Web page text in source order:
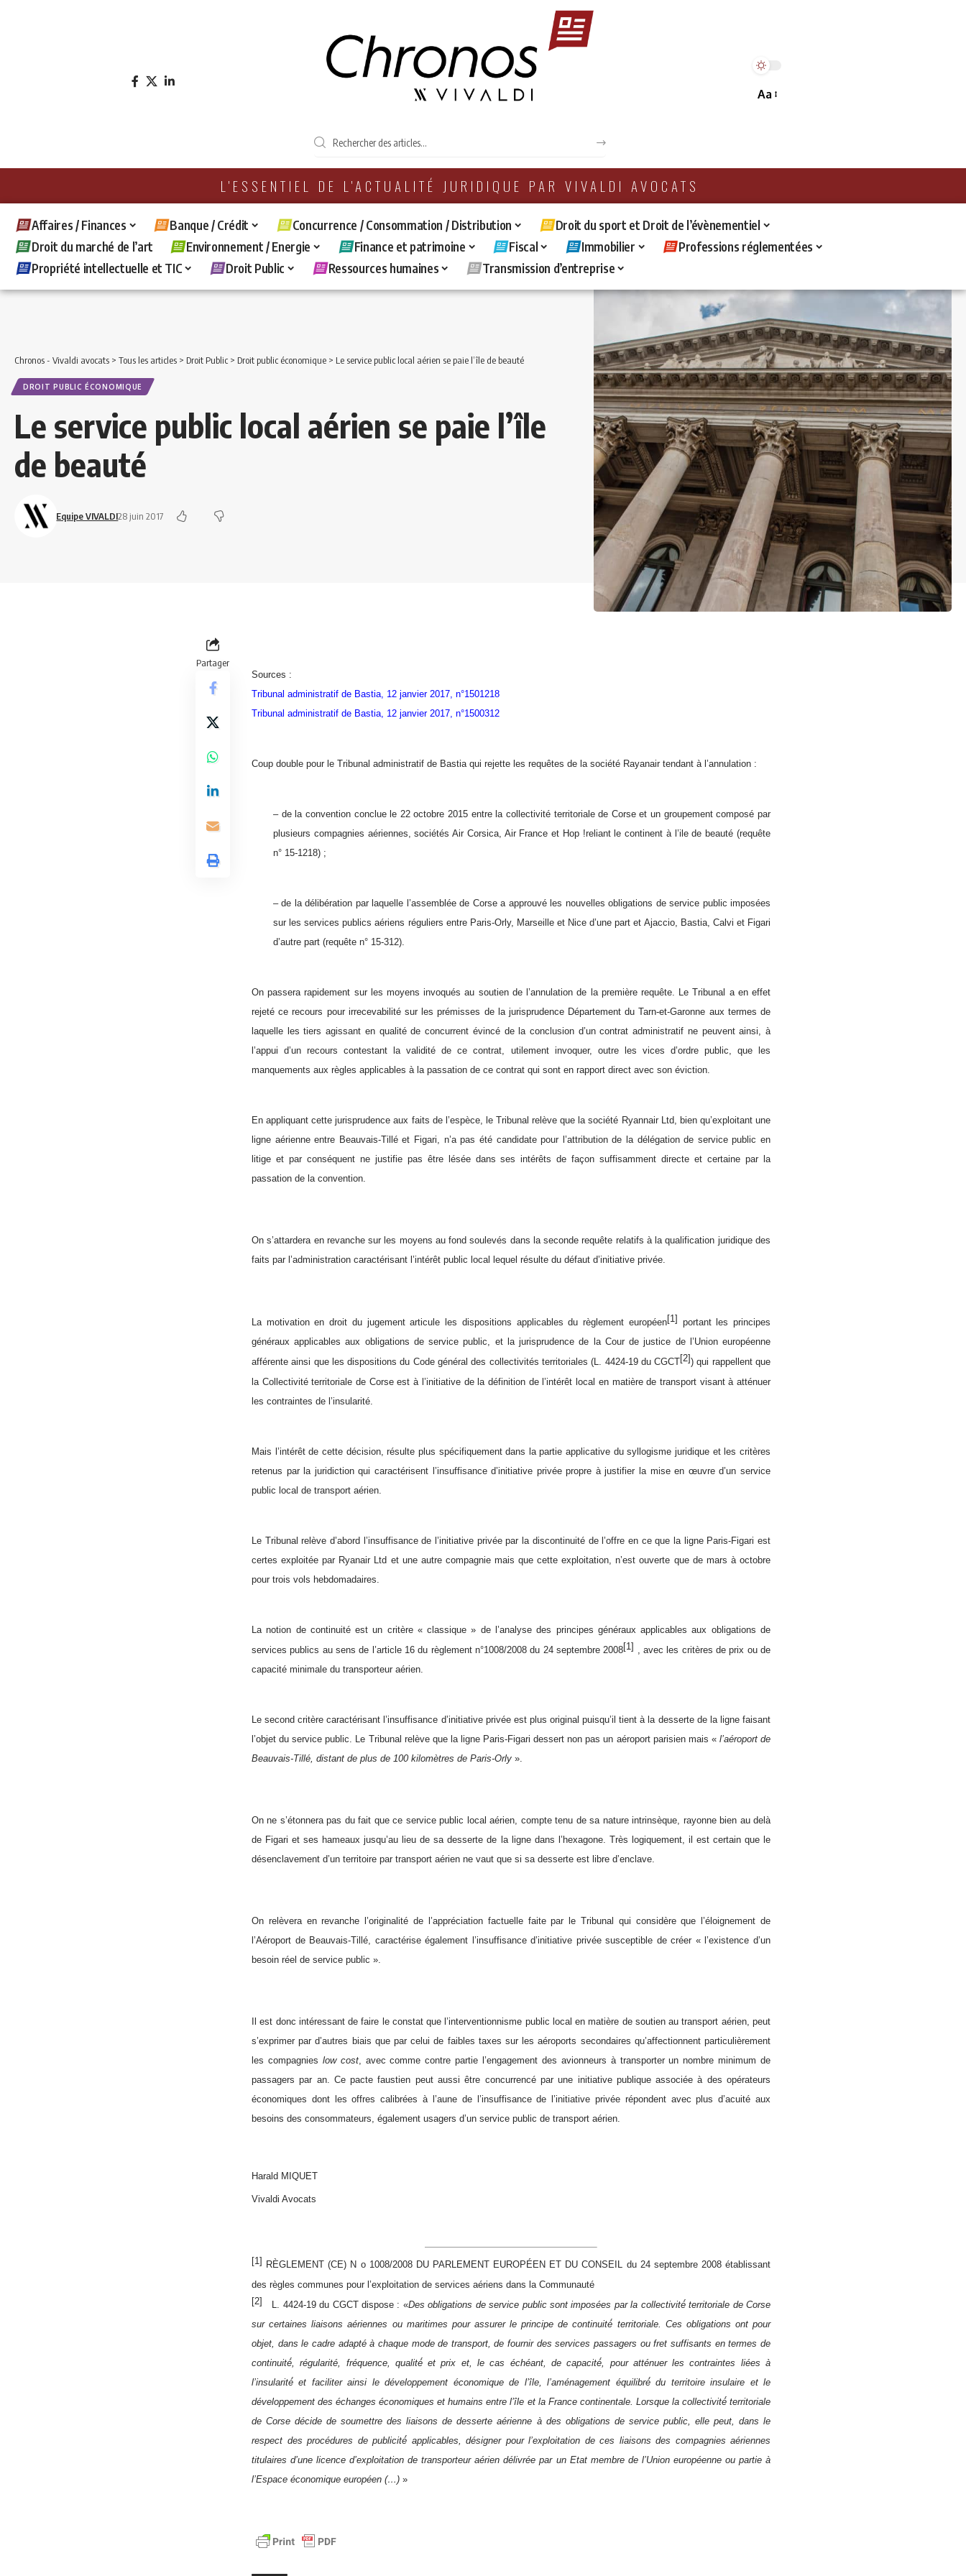
Aa
L'ESSENTIEL DE L'ACTUALITÉ JURIDIQUE PAR VIVALDI AVOCATS
Affaires / Finances Banque / Crédit Concurrence / Consommation / Distribution
Droit du sport et Droit de l’évènementiel
Droit du marché de l’art
Environnement / Energie Finance et patrimoine Fiscal Immobilier
Professions réglementées
Propriété intellectuelle et TIC
Droit Public Ressources humaines Transmission d’entreprise
Chronos - Vivaldi avocats > Tous les articles > Droit Public > Droit public économique > Le service public local aérien se paie l’île de beauté
DROIT PUBLIC ÉCONOMIQUE
Le service public local aérien se paie l’île
de beauté
Equipe VIVALDI28 juin 2017
Partager
Sources :
Tribunal administratif de Bastia, 12 janvier 2017, n°1501218
Tribunal administratif de Bastia, 12 janvier 2017, n°1500312
Coup double pour le Tribunal administratif de Bastia qui rejette les requêtes de la société Rayanair tendant à l’annulation :
– de la convention conclue le 22 octobre 2015 entre la collectivité territoriale de Corse et un groupement composé par
plusieurs compagnies aériennes,sociétés Air Corsica, Air France et Hop !reliant le continent à l’ile de beauté (requête
n° 15-1218) ;
– de la délibération par laquelle l’assemblée de Corse a approuvé les nouvelles obligations de service public imposées
sur les services publics aériens réguliers entre Paris-Orly, Marseille et Nice d’une part et Ajaccio, Bastia, Calvi et Figari
d’autre part (requête n° 15-312).
On passera rapidement sur les moyens invoqués au soutien de l’annulation de la première requête. Le Tribunal a en effet
rejeté ce recours pour irrecevabilité sur les prémisses de la jurisprudence Département du Tarn-et-Garonne aux termes de
laquelle les tiers agissant en qualité de concurrent évincé de la conclusion d’un contrat administratif ne peuvent ainsi, à
l’appui d’un recours contestant la validité de ce contrat, utilement invoquer, outre les vices d’ordre public, que les
manquements aux règles applicables à la passation de ce contrat qui sont en rapport direct avec son éviction.
En appliquant cette jurisprudence aux faits de l’espèce, le Tribunal relève que la société Ryannair Ltd, bien qu’exploitant une
ligne aérienne entre Beauvais-Tillé et Figari, n’a pas été candidate pour l’attribution de la délégation de service public en
litige et par conséquent ne justifie pas être lésée dans ses intérêts de façon suffisamment directe et certaine par la
passation de la convention.
On s’attardera en revanche sur les moyens au fond soulevés dans la seconde requête relatifs à la qualification juridique des
faits par l’administration caractérisant l’intérêt public local lequel résulte du défaut d’initiative privée.
La motivation en droit du jugement articule les dispositions applicables du règlement européen[1] portant les principes
généraux applicables aux obligations de service public, et la jurisprudence de la Cour de justice de l’Union européenne
afférente ainsi que les dispositions du Code général des collectivités territoriales (L. 4424-19 du CGCT
[2]) qui rappellent que
la Collectivité territoriale de Corse est à l’initiative de la définition de l’intérêt local en matière de transport visant à atténuer
les contraintes de l’insularité.
Mais l’intérêt de cette décision, résulte plus spécifiquement dans la partie applicative du syllogisme juridique et les critères
retenus par la juridiction qui caractérisent l’insuffisance d’initiative privée propre à justifier la mise en œuvre d’un service
public local de transport aérien.
Le Tribunal relève d’abord l’insuffisance de l’initiative privée par la discontinuité de l’offre en ce que la ligne Paris-Figari est
certes exploitée par Ryanair Ltd et une autre compagnie mais que cette exploitation, n’est ouverte que de mars à octobre
pour trois vols hebdomadaires.
La notion de continuité est un critère « classique » de l’analyse des principes généraux applicables aux obligations de
services publics au sens de l’article 16 du règlement n°1008/2008 du 24 septembre 2008[1] , avec les critères de prix ou de
capacité minimale du transporteur aérien.
Le second critère caractérisant l’insuffisance d’initiative privée est plus original puisqu’il tient à la desserte de la ligne faisant
l’objet du service public. Le Tribunal relève que la ligne Paris-Figari dessert non pas un aéroport parisien mais « l’aéroport de
Beauvais-Tillé, distant de plus de 100 kilomètres de Paris-Orly ».
On ne s’étonnera pas du fait que ce service public local aérien, compte tenu de sa nature intrinsèque, rayonne bien au delà
de Figari et ses hameaux jusqu’au lieu de sa desserte de la ligne dans l’hexagone. Très logiquement, il est certain que le
désenclavement d’un territoire par transport aérien ne vaut que si sa desserte est libre d’enclave.
On relèvera en revanche l’originalité de l’appréciation factuelle faite par le Tribunal qui considère que l’éloignement de
l’Aéroport de Beauvais-Tillé, caractérise également l’insuffisance d’initiative privée susceptible de créer « l’existence d’un
besoin réel de service public ».
Il est donc intéressant de faire le constat que l’interventionnisme public local en matière de soutien au transport aérien, peut
s’exprimer par d’autres biais que par celui de faibles taxes sur les aéroports secondaires qu’affectionnent particulièrement
les compagnies low cost, avec comme contre partie l’engagement des avionneurs à transporter un nombre minimum de
passagers par an. Ce pacte faustien peut aussi être concurrencé par une initiative publique associée à des opérateurs
économiques dont les offres calibrées à l’aune de l’insuffisance de l’initiative privée répondent avec plus d’acuité aux
besoins des consommateurs, également usagers d’un service public de transport aérien.
Harald MIQUET
Vivaldi Avocats
[1] RÈGLEMENT (CE) N o 1008/2008 DU PARLEMENT EUROPÉEN ET DU CONSEIL du 24 septembre 2008 établissant
des règles communes pour l’exploitation de services aériens dans la Communauté
[2]
L. 4424-19 du CGCT dispose : «Des obligations de service public sont imposées par la collectivité́ territoriale de Corse
sur certaines liaisons aériennes ou maritimes pour assurer le principe de continuité́ territoriale. Ces obligations ont pour
objet, dans le cadre adapté à chaque mode de transport, de fournir des services passagers ou fret suffisants en termes de
continuité́, régularité, fréquence, qualité́ et prix et, le cas échéant, de capacité́, pour atténuer les contraintes liées à
l’insularité́ et faciliter ainsi le développement économique de l’île, l’aménagement équilibré́ du territoire insulaire et le
développement des échanges économiques et humains entre l’île et la France continentale. Lorsque la collectivité́ territoriale
de Corse décide de soumettre des liaisons de desserte aérienne à des obligations de service public, elle peut, dans le
respect des procédures de publicité́ applicables, désigner pour l’exploitation de ces liaisons des compagnies aériennes
titulaires d’une licence d’exploitation de transporteur aérien délivrée par un Etat membre de l’Union européenne ou partie à
l’Espace économique européen (…) »